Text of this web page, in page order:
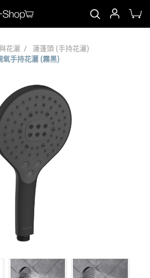
花灑
蓮蓬頭 (手持花灑)
手持花灑 (霧黑)